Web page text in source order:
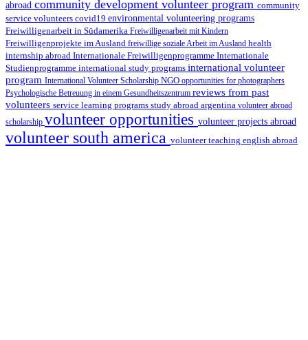
abroad community development volunteer program community
service volunteers covid19 environmental volunteering programs
Freiwilligenarbeit in Südamerika Freiwilligenarbeit mit Kindern
Freiwilligenprojekte im Ausland freiwillige soziale Arbeit im Ausland health
internship abroad Internationale Freiwilligenprogramme Internationale
Studienprogramme international study programs international volunteer
program International Volunteer Scholarship NGO opportunities for photographers
Psychologische Betreuung in einem Gesundheitszentrum reviews from past
volunteers service learning programs study abroad argentina volunteer abroad
scholarship volunteer opportunities volunteer projects abroad
volunteer south america volunteer teaching english abroad